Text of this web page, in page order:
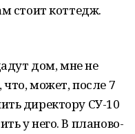
стоит коттедж.
дом, мне не
может, после 7
директору СУ-10
у него. В планово-